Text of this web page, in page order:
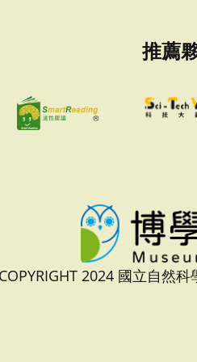
推薦
2024 國立自然